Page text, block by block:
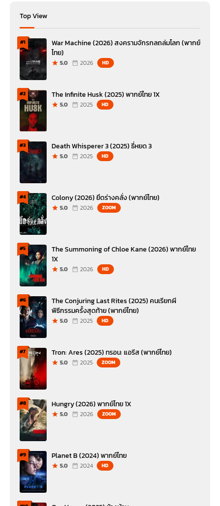
Top View
#1
War Machine (2026) สงครามจักรกลถล่มโลก (พากย์
ไทย)
5.0 2026 HD
#2 The Infinite Husk (2025) พากย์ไทย 1X
5.0 2025 HD
#3 Death Whisperer 3 (2025) ธี่หยด 3
5.0 2025 HD
#4 Colony (2026) ยึดร่างคลั่ง (พากย์ไทย)
5.0 2026 ZOOM
#5
The Summoning of Chloe Kane (2026) พากย์ไทย
1X
5.0 2026 HD
#6
The Conjuring Last Rites (2025) คนเรียกผี
พิธีกรรมครั้งสุดท้าย (พากย์ไทย)
5.0 2025 HD
#7 Tron: Ares (2025) ทรอน: แอรีส (พากย์ไทย)
5.0 2025 ZOOM
#8 Hungry (2026) พากย์ไทย 1X
5.0 2026 ZOOM
#9 Planet B (2024) พากย์ไทย
5.0 2024 HD